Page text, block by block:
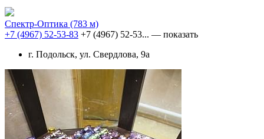
Спектр-Оптика (783 м)
+7 (4967) 52-53-83 +7 (4967) 52-53... — показать
г. Подольск, ул. Свердлова, 9а